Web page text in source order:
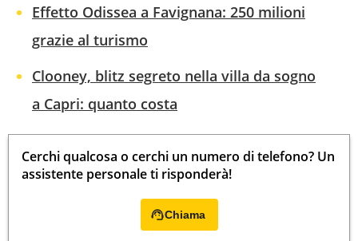
Effetto Odissea a Favignana: 250 milioni
grazie al turismo
Clooney, blitz segreto nella villa da sogno
a Capri: quanto costa
Cerchi qualcosa o cerchi un numero di telefono? Un
assistente personale ti risponderà!
Chiama